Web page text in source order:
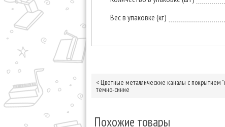
Вес в упаковке (кг)
< Цветные металлические каналы с покрытием
темно-синие
Похожие товары